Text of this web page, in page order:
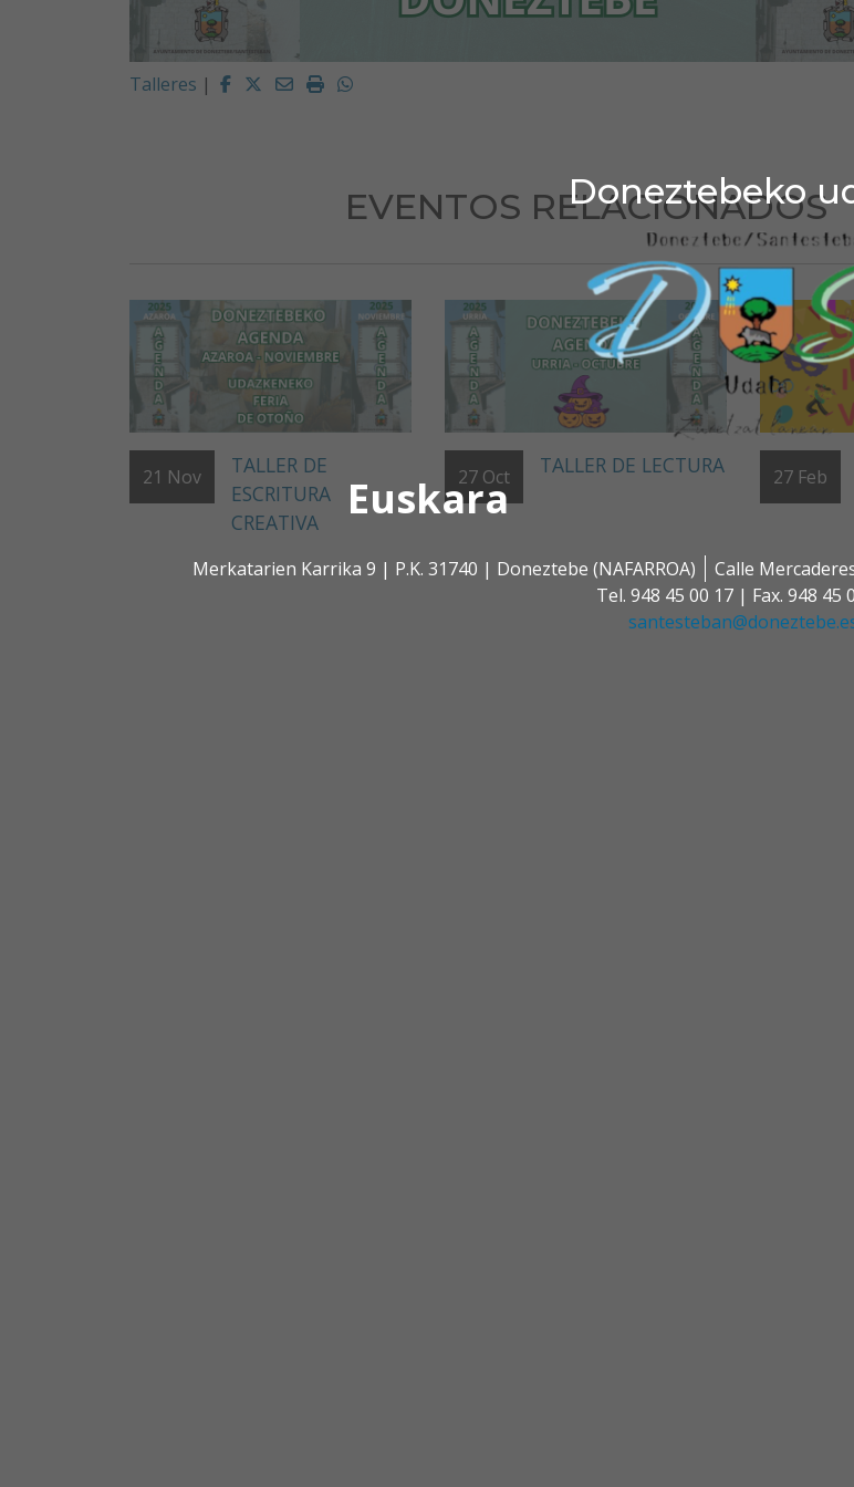
Doneztebeko
Euskara
Merkatarien Karrika 9 | P.K. 31740 | Doneztebe (NAFARROA)
Calle
Tel. 948 45 00 17 | Fax. 948 45
Talleres | Facebook
Twitter
EmailImprimirWhatsapp
EVENTOS RELACIONADOS
21 Nov
TALLER DE
ESCRITURA
CREATIVA
27 Oct TALLER DE LECTURA 27 Feb